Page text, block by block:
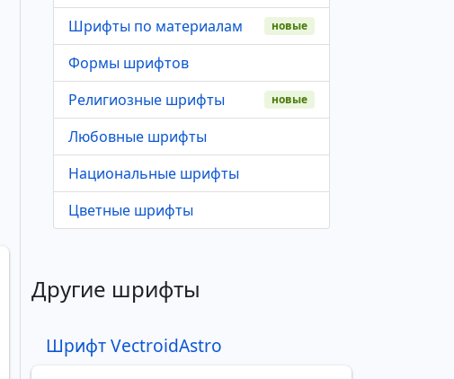
Шрифты по материалам
новые
Формы шрифтов
Религиозные шрифты
новые
Любовные шрифты
Национальные шрифты
Цветные шрифты
Другие шрифты
Шрифт VectroidAstro